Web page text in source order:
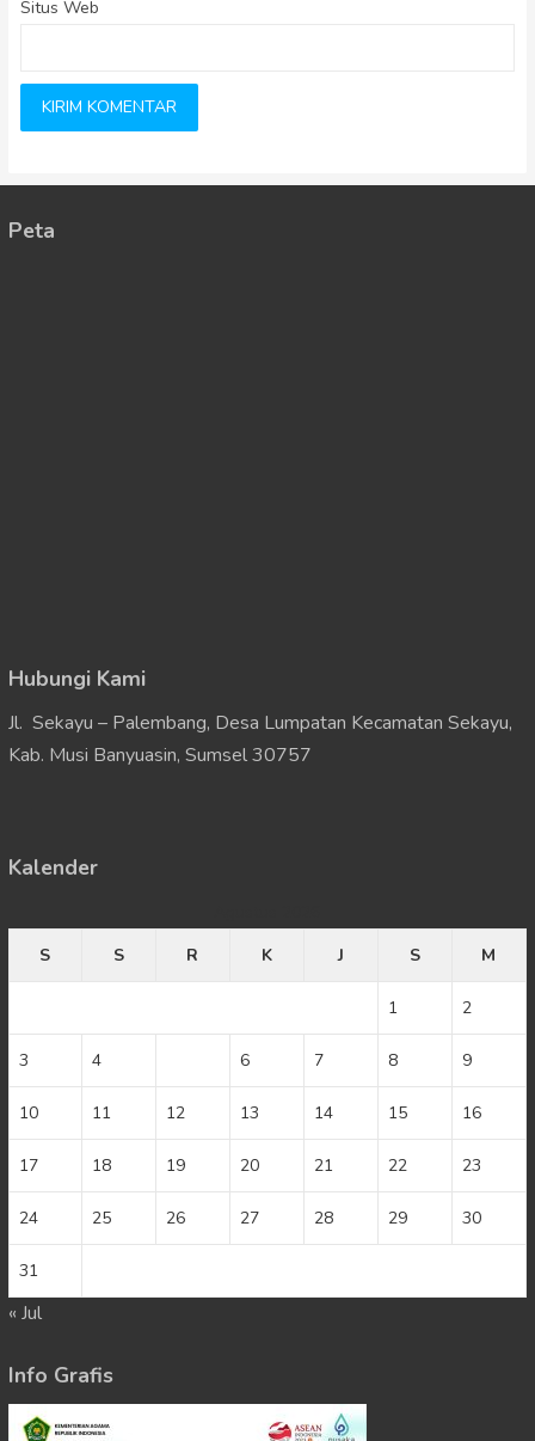
Situs Web
Peta
Hubungi Kami
Jl. Sekayu – Palembang, Desa Lumpatan Kecamatan Sekayu,
Kab. Musi Banyuasin, Sumsel 30757
Kalender
S
S R K J S M
1 2
3 4 6 7 8 9
10 11 12 13 14 15 16
17 18 19 20 21 22 23
24 25 26 27 28 29 30
31
« Jul
Info Grafis